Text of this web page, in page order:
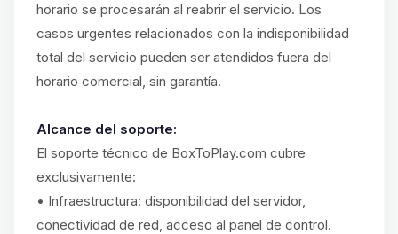
horario se procesarán al reabrir el servicio. Los
casos urgentes relacionados con la indisponibilidad
total del servicio pueden ser atendidos fuera del
horario comercial, sin garantía.
Alcance del soporte:
El soporte técnico de BoxToPlay.com cubre
exclusivamente:
• Infraestructura: disponibilidad del servidor,
conectividad de red, acceso al panel de control.